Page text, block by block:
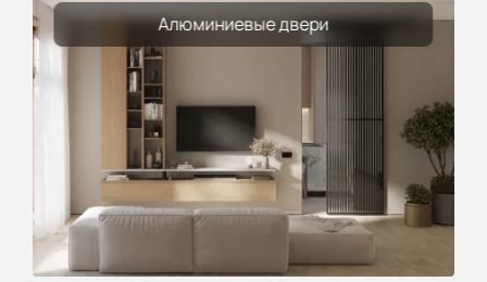
Алюминиевые двери